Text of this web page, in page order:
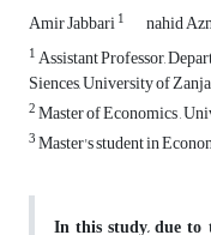
Amir Jabbari1 nahid
1Assistant Professor,
Siences, University of
2Master of Economics ,
3Master's student in
In this study, due